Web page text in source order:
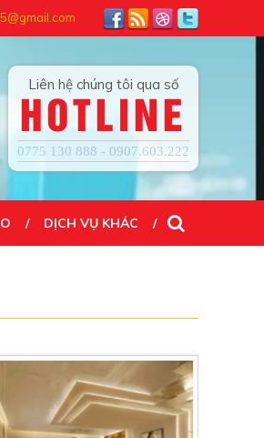
ĐẾN VỚI CHÚNG TÔI QUÝ KHÁCH HÀI LÒNG
Liên hệ chúng tôi qua số
HOTLINE
0775 130 888 - 0907.603.222
DỊCH VỤ KHÁC